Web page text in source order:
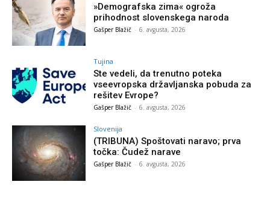
»Demografska zima« ogroža
prihodnost slovenskega naroda
Gašper Blažič - 6. avgusta, 2026
Tujina
Ste vedeli, da trenutno poteka
vseevropska državljanska pobuda za
rešitev Evrope?
Gašper Blažič - 6. avgusta, 2026
Slovenija
(TRIBUNA) Spoštovati naravo; prva
točka: Čudež narave
Gašper Blažič - 6. avgusta, 2026